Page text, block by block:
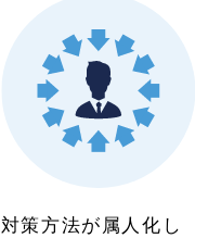
対策方法が属人化し